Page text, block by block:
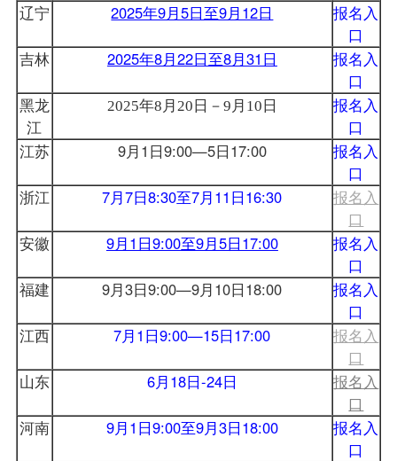
辽宁
2025年9月5日至9月12日
报名入
口
吉林
2025年8月22日至8月31日
报名入
口
黑龙
江
2025年8月20日－9月10日
报名入
口
江苏
9月1日9:00—5日17:00
报名入
口
浙江
7月7日8:30至7月11日16:30
报名入
口
安徽
9月1日9:00至9月5日17:00
报名入
口
福建
9月3日9:00—9月10日18:00
报名入
口
江西
7月1日9:00—15日17:00
报名入
口
山东
6月18日-24日
报名入
口
河南
9月1日9:00至9月3日18:00
报名入
口